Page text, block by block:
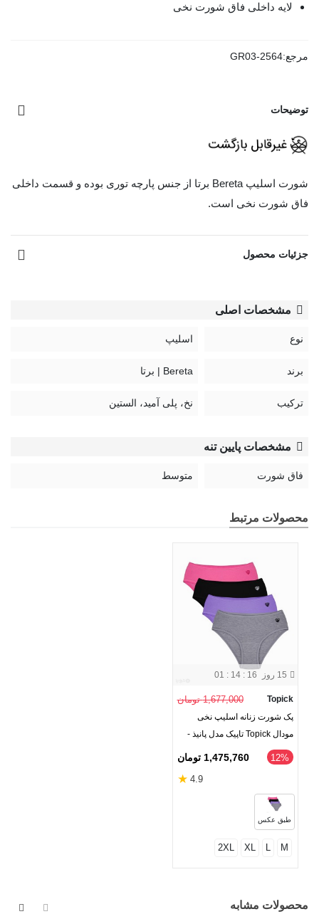
لایه داخلی فاق شورت نخی
مرجع:GR03-2564
توضیحات
شورت اسلیپ Bereta برتا از جنس پارچه توری بوده و قسمت داخلی
فاق شورت نخی است.
جزئیات محصول
مشخصات اصلی
نوع اسلیپ
برند Bereta | برتا
ترکیب نخ، پلی آمید، الستین
مشخصات پایین تنه
فاق شورت متوسط
محصولات مرتبط
15 روز 01 : 14 : 16
Topick 1,677,000 تومان
پک شورت زنانه اسلیپ نخی
مودال Topick تاپیک مدل پانیذ -
بسته 4 عددی
‎12% 1,475,760 تومان
4.9
★
طبق عکس
M
L
XL
2XL
محصولات مشابه